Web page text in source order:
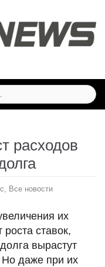
расходов
, Все новости
их
роста ставок,
вырастут
даже при их